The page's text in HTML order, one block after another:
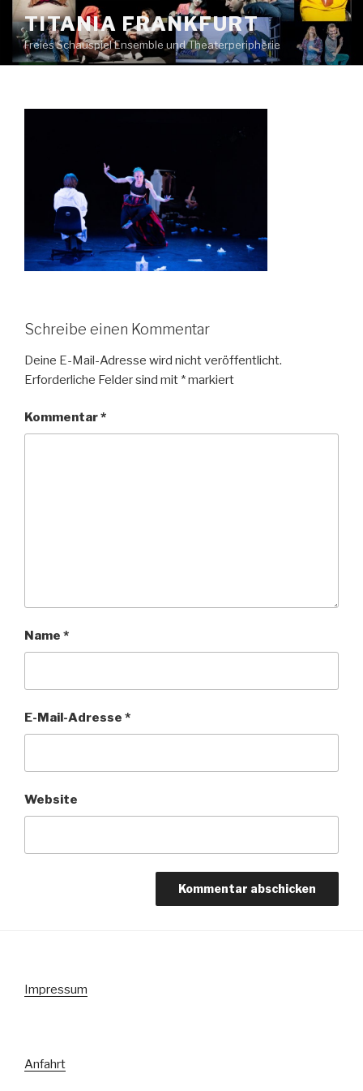
Zum
Inhalt
springen
TITANIA FRANKFURT
Freies Schauspiel Ensemble und Theaterperipherie
Schreibe einen Kommentar
Deine E-Mail-Adresse wird nicht veröffentlicht.
Erforderliche Felder sind mit *markiert
Kommentar*
Name *
E-Mail-Adresse *
Website
Impressum
Anfahrt